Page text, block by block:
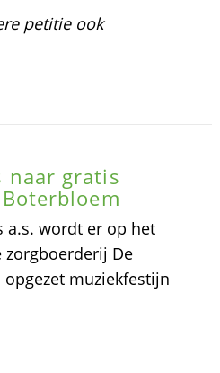
petitie ook
naar gratis
a.s. wordt er op het
De
muziekfestijn